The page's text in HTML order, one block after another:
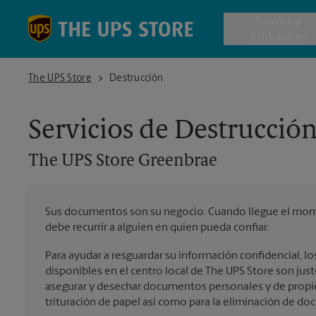
Cajas de
Envío
Todos
The UPS Store
The UPS Store Greenbrae
Destrucción
Servicios de Destrucción
The UPS Store Greenbrae
Sus documentos son su negocio. Cuando llegue el
debe recurrir a alguien en quien pueda confiar.
Para ayudar a resguardar su información confidencial,
disponibles en el centro local de The UPS Store son
asegurar y desechar documentos personales y de
trituración de papel así como para la eliminación de